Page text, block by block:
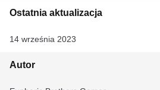
Ostatnia aktualizacja
14 września 2023
Autor